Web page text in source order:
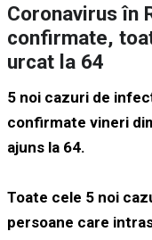
Coronavirus în
confirmate,
urcat la 64
5 noi cazuri de
confirmate vineri
ajuns la 64.
Toate cele 5 noi
persoane care